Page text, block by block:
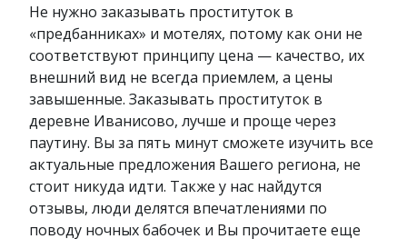
Не нужно заказывать проституток в
«предбанниках» и мотелях, потому как они не
соответствуют принципу цена — качество, их
внешний вид не всегда приемлем, а цены
завышенные. Заказывать проституток в
деревне Иванисово, лучше и проще через
паутину. Вы за пять минут сможете изучить все
актуальные предложения Вашего региона, не
стоит никуда идти. Также у нас найдутся
отзывы, люди делятся впечатлениями по
поводу ночных бабочек и Вы прочитаете еще